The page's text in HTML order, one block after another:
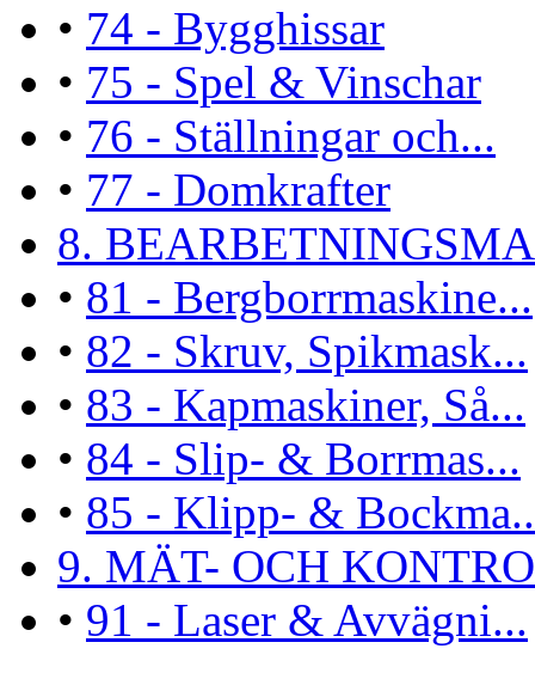
• 74 - Bygghissar
• 75 - Spel & Vinschar
• 76 - Ställningar och...
• 77 - Domkrafter
8.
• 81 - Bergborrmaskine...
• 82 - Skruv, Spikmask...
• 83 - Kapmaskiner, Så...
• 84 - Slip- & Borrmas...
• 85 - Klipp- &
9. MÄT- OCH
• 91 - Laser & Avvägni...